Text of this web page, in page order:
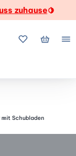
zuhause🍋
MeineMein
Schubladen